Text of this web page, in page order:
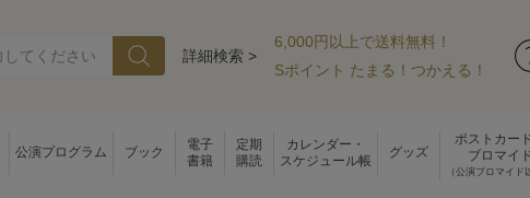
詳細検索 >
6,000円以上で送料無料！
Sポイント たまる！つかえる！
公演プログラム ブック
電子
書籍
定期
購読
カレンダー・
スケジュール帳
グッズ
ポストカー
ブロマイド
（公演ブロマイド